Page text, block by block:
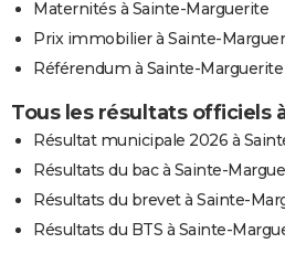
Maternités à Sainte-Marguerite
Prix immobilier à Sainte-
Référendum à Sainte-Marguerite
Tous les résultats officiels
Résultat municipale 2026 à
Résultats du bac à Sainte-
Résultats du brevet à Sainte-
Résultats du BTS à Sainte-